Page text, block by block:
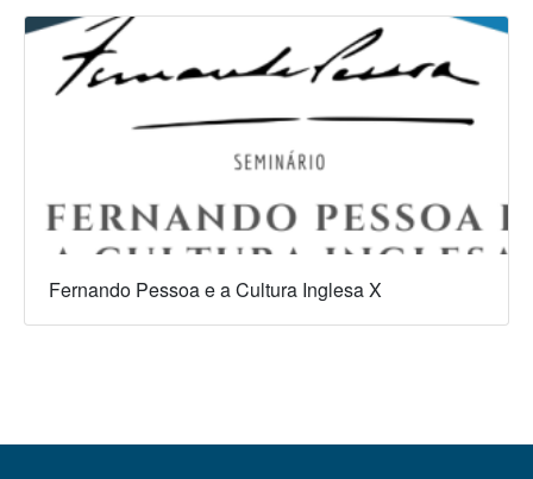
Fernando Pessoa e a Cultura Inglesa X